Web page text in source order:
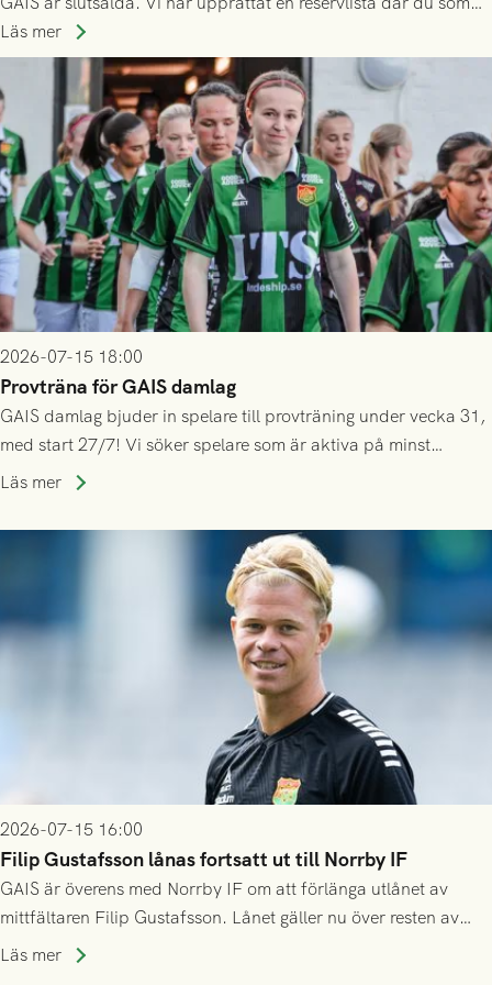
ännu inte har någon biljett kan anmäla ditt intresse. Du kan
inte själv överlåta din biljett till någon annan.
Läs mer
2026-07-15 18:00
Provträna för GAIS damlag
GAIS damlag bjuder in spelare till provträning under vecka 31,
med start 27/7! Vi söker spelare som är aktiva på minst
division 3-nivå.
Läs mer
2026-07-15 16:00
Filip Gustafsson lånas fortsatt ut till Norrby IF
GAIS är överens med Norrby IF om att förlänga utlånet av
mittfältaren Filip Gustafsson. Lånet gäller nu över resten av
säsongen 2026.
Läs mer